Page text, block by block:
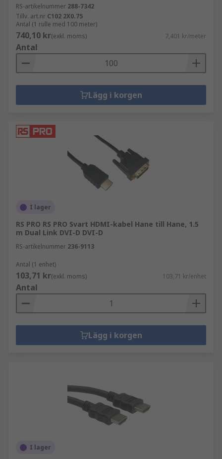
RS-artikelnummer 288-7342
Tillv. art.nr C102 2X0.75
Antal (1 rulle med 100 meter)
740,10 kr(exkl. moms) 7,401 kr/meter
Antal
Lägg i korgen
I lager
RS PRO RS PRO Svart HDMI-kabel Hane till Hane, 1.5
m Dual Link DVI-D DVI-D
RS-artikelnummer 236-9113
Antal (1 enhet)
103,71 kr(exkl. moms) 103,71 kr/enhet
Antal
Lägg i korgen
I lager